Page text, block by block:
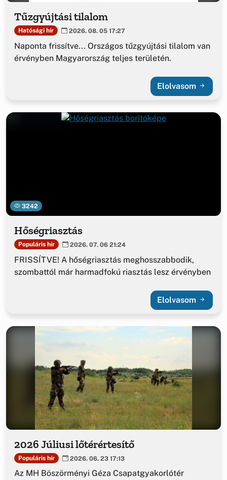
Tűzgyújtási tilalom
Hatósági hír 2026. 08. 05 17:27
Naponta frissítve... Országos tűzgyújtási tilalom van
érvényben Magyarország teljes területén.
Elolvasom
3242
Hőségriasztás
Populáris hír 2026. 07. 06 21:24
FRISSÍTVE! A hőségriasztás meghosszabbodik,
szombattól már harmadfokú riasztás lesz érvényben
Elolvasom
2026 Júliusi lőtérértesítő
Populáris hír 2026. 06. 23 17:13
Az MH Böszörményi Géza Csapatgyakorlótér